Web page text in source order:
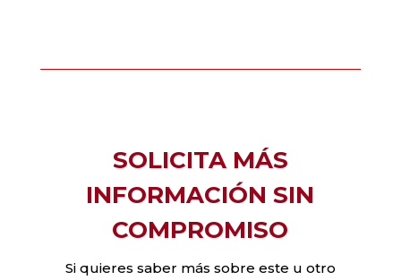
SOLICITA MÁS
INFORMACIÓN SIN
COMPROMISO
Si quieres saber más sobre este u otro